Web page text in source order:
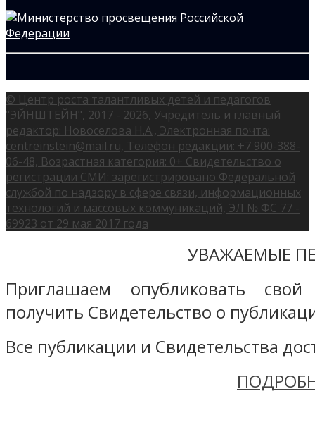
© Центр роста талантливых детей и педагогов
"ЭЙНШТЕЙН", 2017 - 2026, Учредитель и главный
редактор: Новоселова Н.А., Электронная почта:
centreinstein@mail.ru, Телефон редакции: +7 900-388-
06-48, Возрастная категория: 0+ Свидетельство о
регистрации СМИ: зарегистрировано Федеральной
службой по надзору в сфере связи, информационных
технологий и массовых коммуникаций, ЭЛ № ФС 77 -
69923 от 29 мая 2017 года
УВАЖАЕМЫЕ
Приглашаем опубликовать
получить Свидетельство о
Все публикации и Свидетельства